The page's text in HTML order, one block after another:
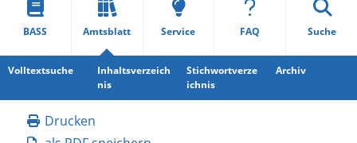
BASS Amtsblatt Service FAQ Suche
Volltextsuche
Inhaltsverzeich
nis
Stichwortverze
ichnis
Archiv
Drucken